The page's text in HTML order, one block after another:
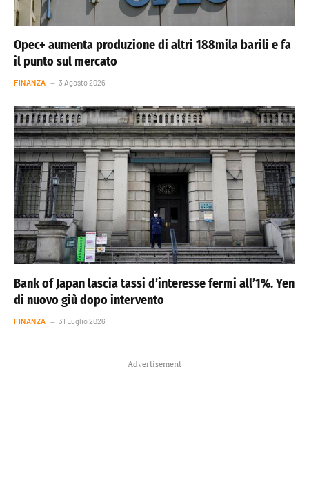
Opec+ aumenta produzione di altri 188mila barili e fa
il punto sul mercato
FINANZA 3 Agosto 2026
Bank of Japan lascia tassi d’interesse fermi all’1%. Yen
di nuovo giù dopo intervento
FINANZA 31 Luglio 2026
Advertisement